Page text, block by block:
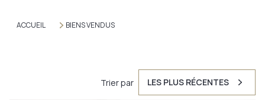
ACCUEIL BIENS VENDUS
Trier par LES PLUS RÉCENTES